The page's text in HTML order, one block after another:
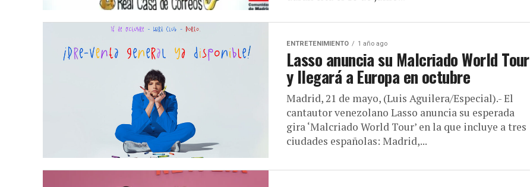
ENTRETENIMIENTO 1 año ago
Lasso anuncia su Malcriado World Tour
y llegará a Europa en octubre
Madrid, 21 de mayo, (Luis Aguilera/Especial).- El
cantautor venezolano Lasso anuncia su esperada
gira ‘Malcriado World Tour’ en la que incluye a tres
ciudades españolas: Madrid,...